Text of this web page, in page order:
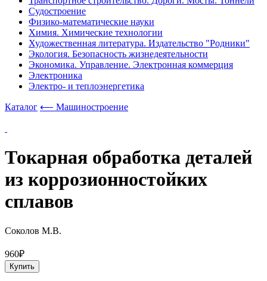
Судостроение
Физико-математические науки
Химия. Химические технологии
Художественная литература. Издательство "Родники"
Экология. Безопасность жизнедеятельности
Экономика. Управление. Электронная коммерция
Электроника
Электро- и теплоэнергетика
Каталог ⟵ Машиностроение
Токарная обработка деталей
из коррозионностойких
сплавов
Соколов М.В.
960₽
Купить